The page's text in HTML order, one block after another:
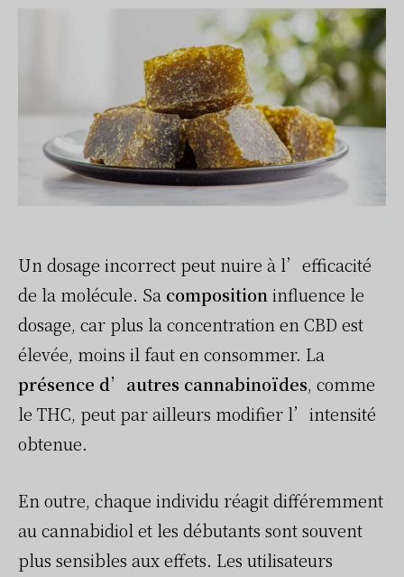
Un dosage incorrect peut nuire à l’efficacité
de la molécule. Sa composition influence le
dosage, car plus la concentration en CBD est
élevée, moins il faut en consommer. La
présence d’autres cannabinoïdes, comme
le THC, peut par ailleurs modifier l’intensité
obtenue.
En outre, chaque individu réagit différemment
au cannabidiol et les débutants sont souvent
plus sensibles aux effets. Les utilisateurs